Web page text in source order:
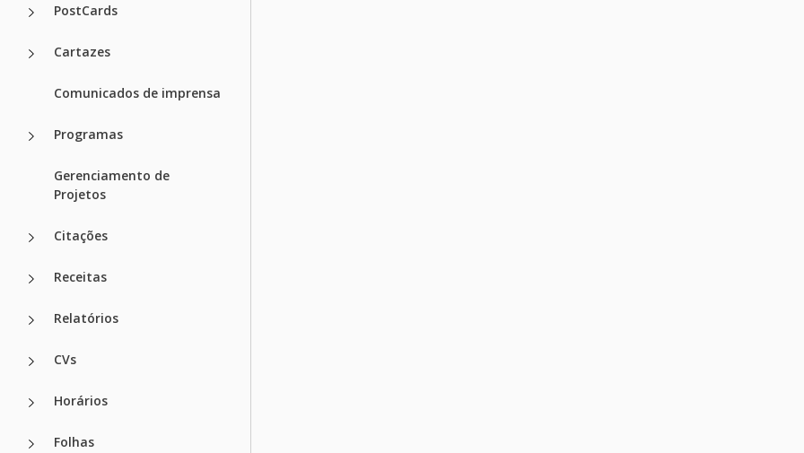
PostCards
Cartazes
Comunicados de imprensa
Programas
Gerenciamento de
Projetos
Citações
Receitas
Relatórios
CVs
Horários
Folhas